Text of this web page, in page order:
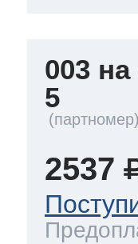
003
5
2537